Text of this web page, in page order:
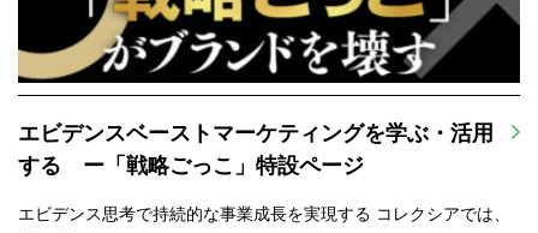
エビデンスベーストマーケティングを学ぶ・活用
する ー「戦略ごっこ」特設ページ
エビデンス思考で持続的な事業成長を実現する コレクシアでは、